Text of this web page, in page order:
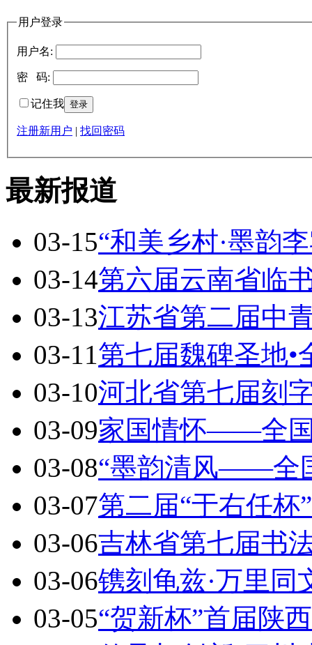
用户登录
用户名:
密 码:
记住我
注册新用户 找回密码
最新报道
03-15“和美乡村·墨韵
03-14第六届云南省临
03-13江苏省第二届中
03-11第七届魏碑圣地•
03-10河北省第七届刻
03-09家国情怀——全
03-08“墨韵清风——全
03-07第二届“于右任
03-06吉林省第七届书
03-06镌刻龟兹·万里
03-05“贺新杯”首届陕